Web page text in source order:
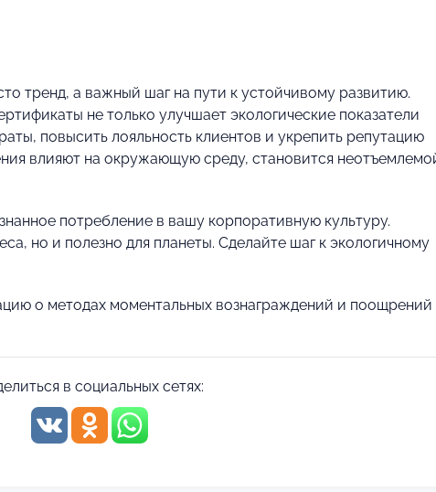
тренд, а важный шаг на пути к устойчивому развитию.
не только улучшает экологические показатели
повысить лояльность клиентов и укрепить репутацию
влияют на окружающую среду, становится
потребление в вашу корпоративную культуру.
но и полезно для планеты. Сделайте шаг к экологичному
о методах моментальных вознаграждений и поощрений
в социальных сетях: